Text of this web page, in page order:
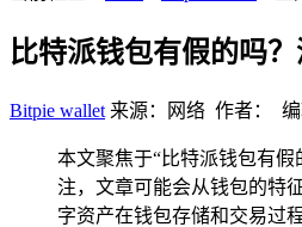
比特派钱包有假的吗
Bitpie wallet 来源：网络 作者： 编
本文聚焦于“比特派钱包有
注，文章可能会从钱包的特
字资产在钱包存储和交易过